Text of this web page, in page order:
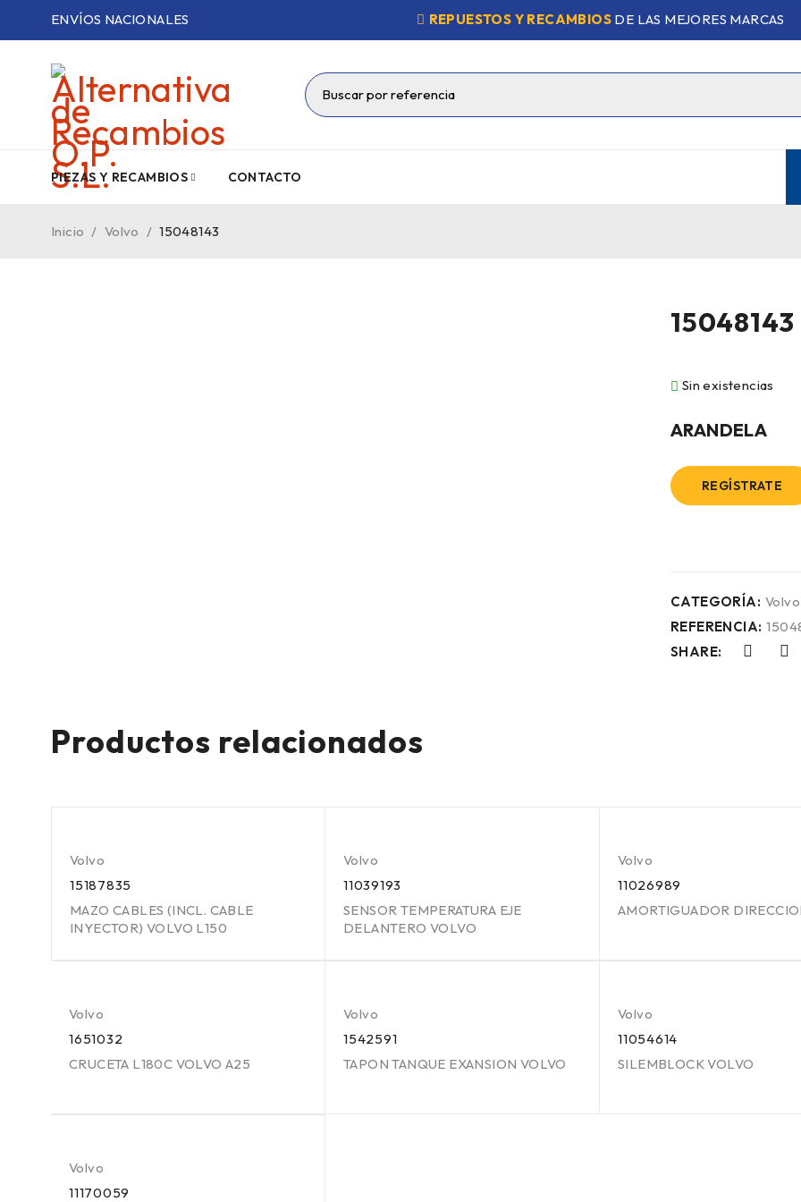
ENVÍOS NACIONALES REPUESTOS Y RECAMBIOS DE LAS MEJORES MARCAS
PIEZAS Y RECAMBIOS CONTACTO
Inicio / Volvo / 15048143
15048143
Sin existencias
ARANDELA
REGÍSTRATE
CATEGORÍA: Volvo
REFERENCIA:
SHARE:
Productos relacionados
Volvo
15187835
MAZO CABLES (INCL. CABLE
INYECTOR) VOLVO L150
Volvo
11039193
SENSOR TEMPERATURA EJE
DELANTERO VOLVO
Volvo
11026989
AMORTIGUADOR
Volvo
1651032
CRUCETA L180C VOLVO A25
Volvo
1542591
TAPON TANQUE EXANSION VOLVO
Volvo
11054614
SILEMBLOCK VOLVO
Volvo
11170059